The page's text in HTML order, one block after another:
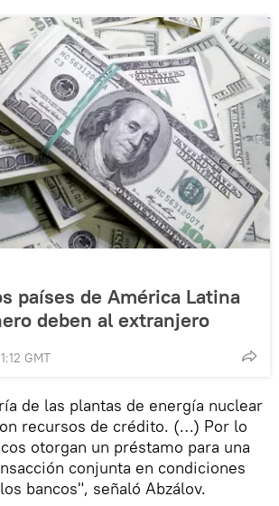
países de América Latina
deben al extranjero
GMT
de las plantas de energía nuclear
recursos de crédito. (…) Por lo
otorgan un préstamo para una
conjunta en condiciones
bancos", señaló Abzálov.